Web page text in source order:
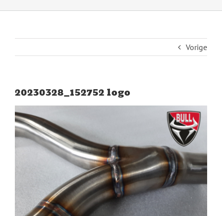
Vorige
20230328_152752 logo